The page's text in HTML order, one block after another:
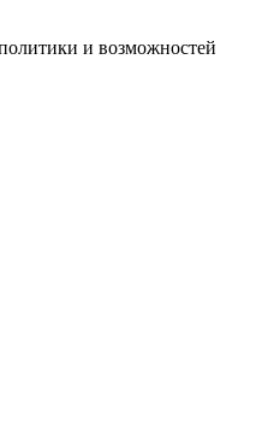
и возможностей